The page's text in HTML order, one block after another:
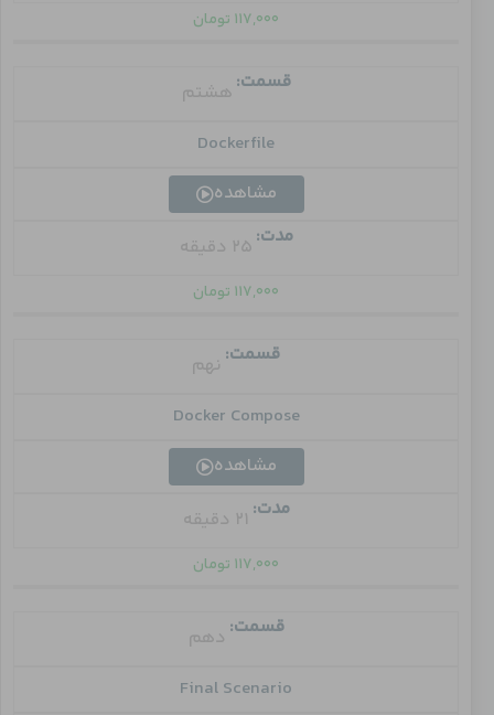
۱۱۷,۰۰۰ تومان
قسمت: هشتم
Dockerfile
مشاهده
مدت: 25 دقیقه
۱۱۷,۰۰۰ تومان
قسمت: نهم
Docker Compose
مشاهده
مدت: 21 دقیقه
۱۱۷,۰۰۰ تومان
قسمت: دهم
Final Scenario